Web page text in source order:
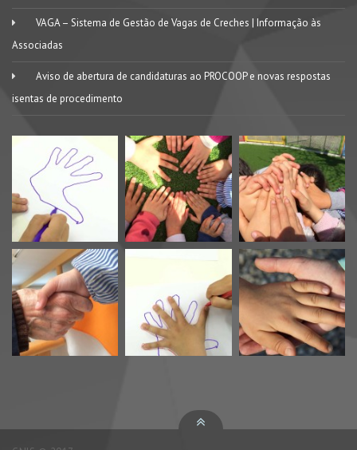
VAGA – Sistema de Gestão de Vagas de Creches | Informação às
Associadas
Aviso de abertura de candidaturas ao PROCOOP e novas respostas
isentas de procedimento